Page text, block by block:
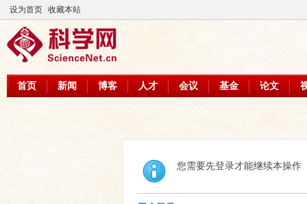
设为首页 收藏本站
首页 新闻 博客 人才 会议 基金 论文
您需要先登录才能继续本操作